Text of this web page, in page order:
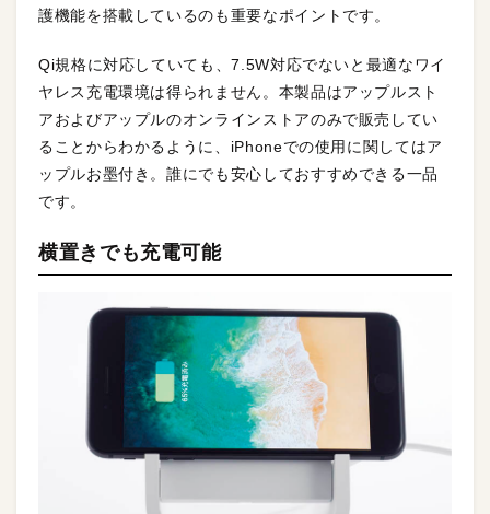
護機能を搭載しているのも重要なポイントです。
Qi規格に対応していても、7.5W対応でないと最適なワイ
ヤレス充電環境は得られません。本製品はアップルスト
アおよびアップルのオンラインストアのみで販売してい
ることからわかるように、iPhoneでの使用に関してはア
ップルお墨付き。誰にでも安心しておすすめできる一品
です。
横置きでも充電可能